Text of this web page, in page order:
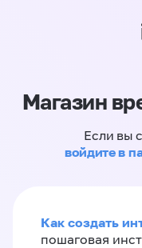
Магазин
Если вы
войдите в
Как создать
пошаговая